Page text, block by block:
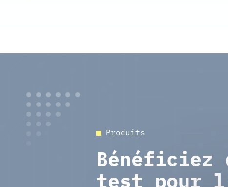
Produits
test pour